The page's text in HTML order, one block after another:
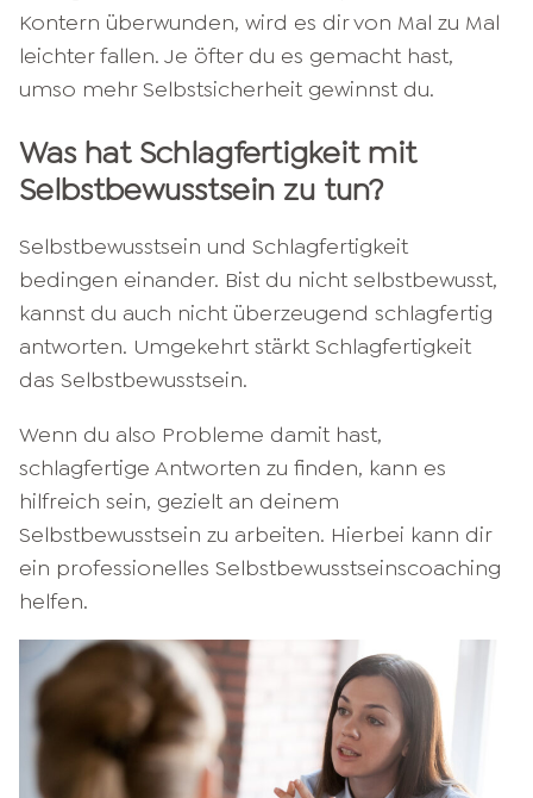
Kontern überwunden, wird es dir von Mal zu Mal
leichter fallen. Je öfter du es gemacht hast,
umso mehr Selbstsicherheit gewinnst du.
Was hat Schlagfertigkeit mit
Selbstbewusstsein zu tun?
Selbstbewusstsein und Schlagfertigkeit
bedingen einander. Bist du nicht selbstbewusst,
kannst du auch nicht überzeugend schlagfertig
antworten. Umgekehrt stärkt Schlagfertigkeit
das Selbstbewusstsein.
Wenn du also Probleme damit hast,
schlagfertige Antworten zu finden, kann es
hilfreich sein, gezielt an deinem
Selbstbewusstsein zu arbeiten. Hierbei kann dir
ein professionelles Selbstbewusstseinscoaching
helfen.